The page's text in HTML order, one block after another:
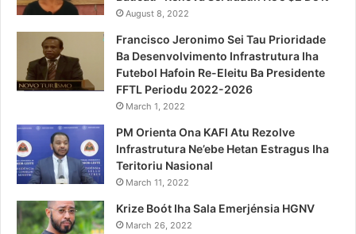
August 8, 2022
Francisco Jeronimo Sei Tau Prioridade
Ba Desenvolvimento Infrastrutura Iha
Futebol Hafoin Re-Eleitu Ba Presidente
FFTL Periodu 2022-2026
March 1, 2022
PM Orienta Ona KAFI Atu Rezolve
Infrastrutura Ne’ebe Hetan Estragus Iha
Teritoriu Nasional
March 11, 2022
Krize Boót Iha Sala Emerjénsia HGNV
March 26, 2022